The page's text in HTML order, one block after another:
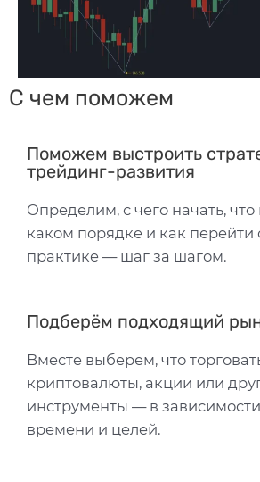
С чем поможем
Поможем выстроить
трейдинг-развития
Определим, с чего начать, что
каком порядке и как перейти
практике — шаг за шагом.
Подберём подходящий
Вместе выберем, что
криптовалюты, акции или
инструменты — в
времени и целей.